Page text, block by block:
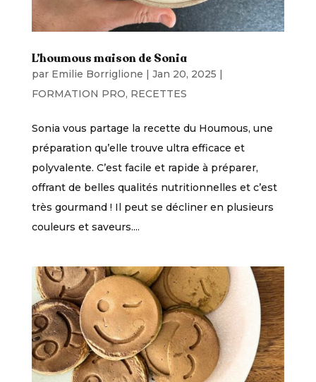
L’houmous maison de Sonia
par Emilie Borriglione | Jan 20, 2025 |
FORMATION PRO, RECETTES
Sonia vous partage la recette du Houmous, une
préparation qu’elle trouve ultra efficace et
polyvalente. C’est facile et rapide à préparer,
offrant de belles qualités nutritionnelles et c’est
très gourmand ! Il peut se décliner en plusieurs
couleurs et saveurs....